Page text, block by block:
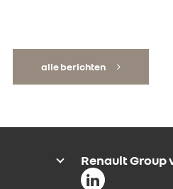
alle berichten
Renault Group